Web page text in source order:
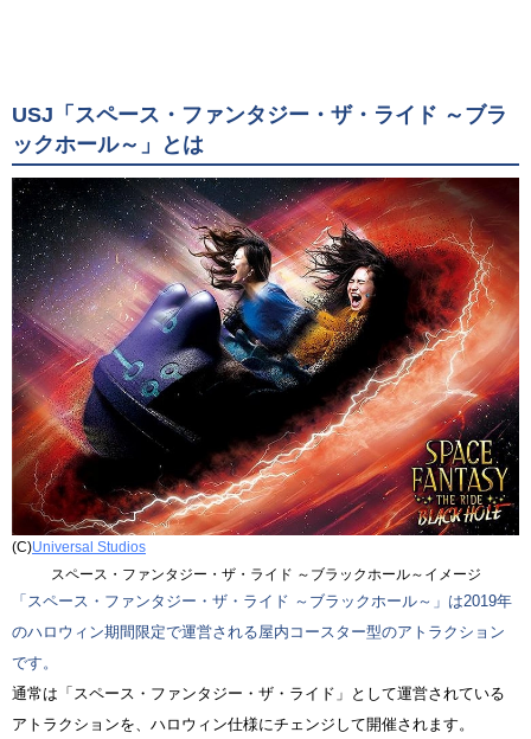
USJ「スペース・ファンタジー・ザ・ライド ～ブラ
ックホール～」とは
(C)Universal Studios
スペース・ファンタジー・ザ・ライド ～ブラックホール～イメージ
「スペース・ファンタジー・ザ・ライド ～ブラックホール～」は2019年
のハロウィン期間限定で運営される屋内コースター型のアトラクション
です。
通常は「スペース・ファンタジー・ザ・ライド」として運営されている
アトラクションを、ハロウィン仕様にチェンジして開催されます。